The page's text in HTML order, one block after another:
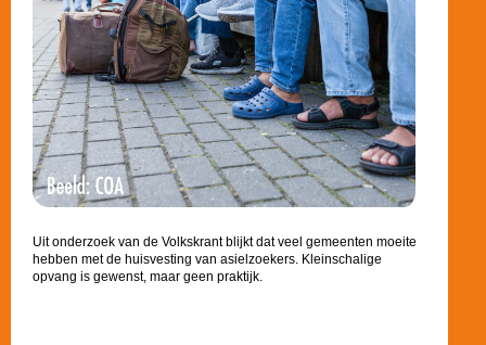
Uit onderzoek van de Volkskrant blijkt dat veel gemeenten moeite
hebben met de huisvesting van asielzoekers. Kleinschalige
opvang is gewenst, maar geen praktijk.